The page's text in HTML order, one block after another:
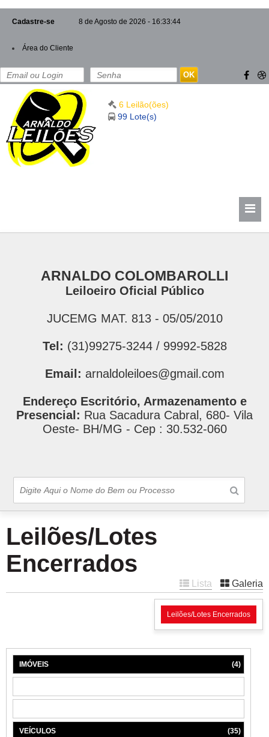
Cadastre-se 8 de Agosto de 2026 - 16:33:45
Área do Cliente
OK
6 Leilão(ões)
99 Lote(s)
ARNALDO COLOMBAROLLI
Leiloeiro Oficial Público
JUCEMG MAT. 813 - 05/05/2010
Tel: (31)99275-3244 / 99992-5828
Email: arnaldoleiloes@gmail.com
Endereço Escritório, Armazenamento e
Presencial: Rua Sacadura Cabral, 680- Vila
Oeste- BH/MG - Cep : 30.532-060
Leilões/Lotes
Encerrados
Lista Galeria
Leilões/Lotes Encerrados
IMÓVEIS (4)
VEÍCULOS (35)